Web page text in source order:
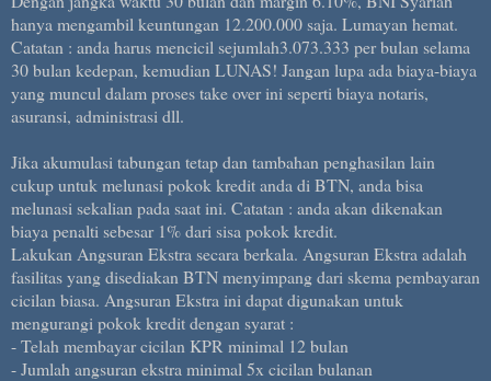
hanya mengambil keuntungan 12.200.000 saja. Lumayan hemat.
Catatan : anda harus mencicil sejumlah3.073.333 per bulan selama
30 bulan kedepan, kemudian LUNAS! Jangan lupa ada biaya-biaya
yang muncul dalam proses take over ini seperti biaya notaris,
asuransi, administrasi dll.
Jika akumulasi tabungan tetap dan tambahan penghasilan lain
cukup untuk melunasi pokok kredit anda di BTN, anda bisa
melunasi sekalian pada saat ini. Catatan : anda akan dikenakan
biaya penalti sebesar 1% dari sisa pokok kredit.
Lakukan Angsuran Ekstra secara berkala. Angsuran Ekstra adalah
fasilitas yang disediakan BTN menyimpang dari skema pembayaran
cicilan biasa. Angsuran Ekstra ini dapat digunakan untuk
mengurangi pokok kredit dengan syarat :
- Telah membayar cicilan KPR minimal 12 bulan
- Jumlah angsuran ekstra minimal 5x cicilan bulanan